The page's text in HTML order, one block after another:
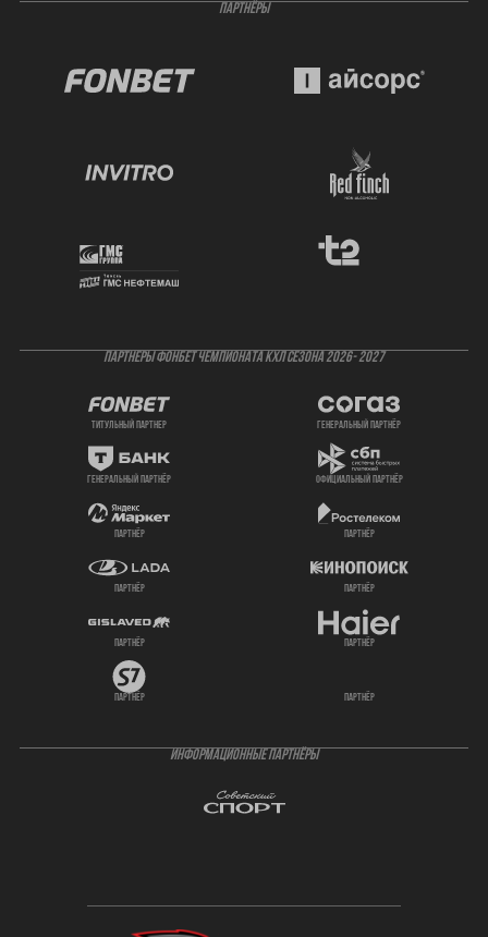
ПАРТНЁРЫ
ПАРТНЕРЫ ФОНБЕТ ЧЕМПИОНАТА КХЛ СЕЗОНА 2026- 2027
титульный партнер генеральный партнёр
генеральный партнёр официальный партнёр
партнёр партнёр
партнёр партнёр
партнёр партнёр
партнёр партнёр
ИНФОРМАЦИОННЫЕ ПАРТНЁРЫ